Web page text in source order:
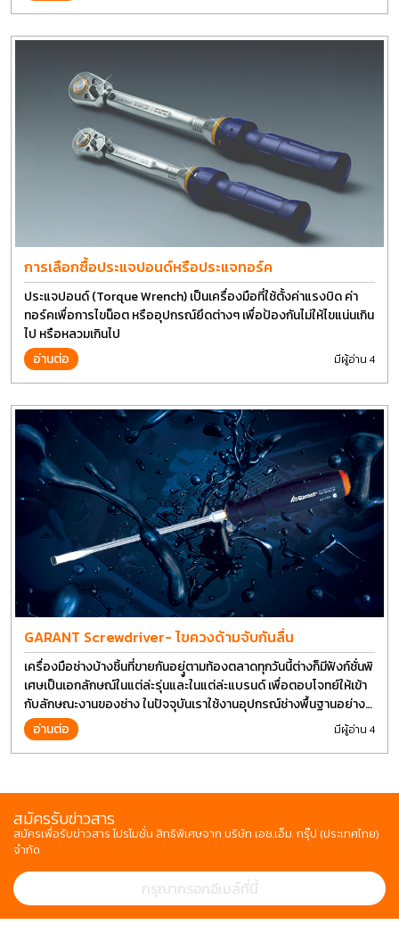
การเลือกซื้อประแจปอนด์หรือประแจทอร์ค
ประแจปอนด์ (Torque Wrench) เป็นเครื่องมือที่ใช้ตั้งค่าแรงบิด ค่า
ทอร์คเพื่อการไขน็อต หรืออุปกรณ์ยึดต่างๆ เพื่อป้องกันไม่ให้ไขแน่นเกิน
ไป หรือหลวมเกินไป
อ่านต่อ
มีผู้อ่าน 4
GARANT Screwdriver- ไขควงด้ามจับกันลื่น
เครื่องมือช่างบ้างชิ้นที่ขายกันอยุู่ตามท้องตลาดทุกวันนี้ต่างก็มีฟังก์ชั่นพิ
เศษเป็นเอกลักษณ์ในแต่ล่ะรุ่นและในแต่ล่ะแบรนด์ เพื่อตอบโจทย์ให้เข้า
กับลักษณะงานของช่าง ในปัจจุบันเราใช้งานอุปกรณ์ช่างพื้นฐานอย่าง
ไขควงกันในงานหลายประเภททำให้มีการปรับเปลี่ยนรูปแบบ
อ่านต่อ มีผู้อ่าน 4
สมัครรับข่าวสาร
สมัครเพื่อรับข่าวสาร โปรโมชั่น สิทธิพิเศษจาก บริษัท เอช.เอ็ม. กรุ๊ป (ประเทศไทย)
จำกัด